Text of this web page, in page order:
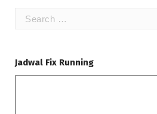
Search
Jadwal Fix Running